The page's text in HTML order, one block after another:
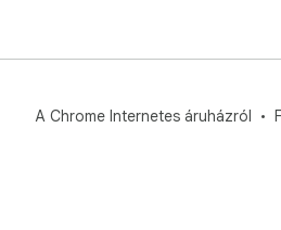
A Chrome Internetes áruházról